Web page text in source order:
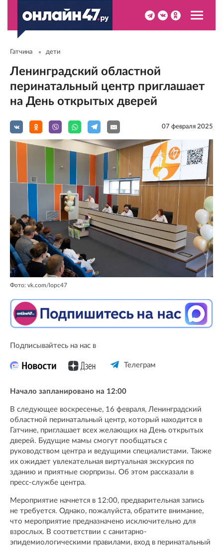
Гатчина дети
Ленинградский областной
перинатальный центр приглашает
на День открытых дверей
07 февраля 2025
Фото: vk.com/lopc47
Подписывайтесь на нас в
Телеграм
Начало запланировано на 12:00
В следующее воскресенье, 16 февраля, Ленинградский
областной перинатальный центр, который находится в
Гатчине, приглашает всех желающих на День открытых
дверей. Будущие мамы смогут пообщаться с
руководством центра и ведущими специалистами. Также
их ожидает увлекательная виртуальная экскурсия по
зданию и приятные сюрпризы. Об этом рассказали в
пресс-службе центра.
Мероприятие начнется в 12:00, предварительная запись
не требуется. Однако, пожалуйста, обратите внимание,
что мероприятие предназначено исключительно для
взрослых. В соответствии с санитарно-
эпидемиологическими правилами, вход в перинатальный